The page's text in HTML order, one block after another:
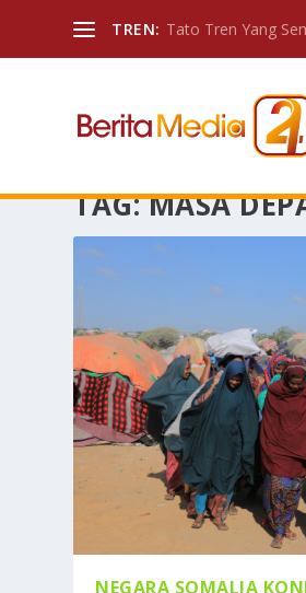
TREN: Tato Tren Yang
TAG:MASA
NEGARA SOMALIA